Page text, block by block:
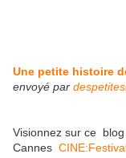
Une petite histoire
envoyé par
Visionnez sur ce
Cannes